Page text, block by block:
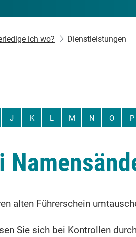
ich wo? Dienstleistungen
J K L M N O P
alten Führerschein
Sie sich bei Kontrollen